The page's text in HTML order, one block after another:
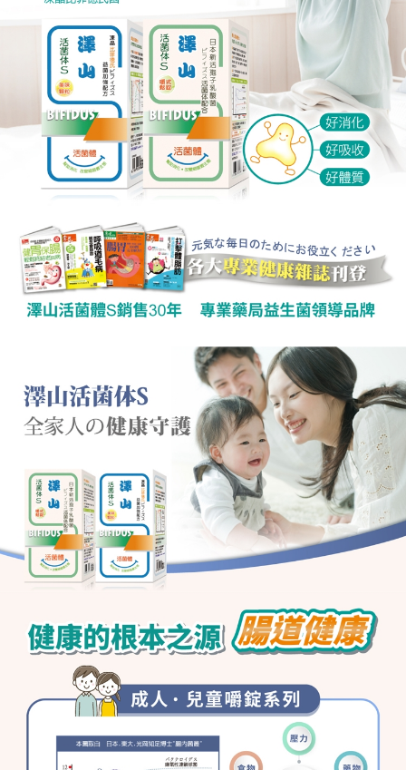
【注意事項】
１．透過由恩沛科技股份有限公司提供之「AFTEE先享後付」服務完成之交
易，需依本服務之必要範圍內提供個人資料，並將交易相關給付款項請求債
權轉讓予恩沛科技股份有限公司。
２．關於個人資料處理事宜，請瀏覽以下網址：
https://aftee.tw/terms/#terms3
３．未成年的使用者請事先徵得法定代理人或監護人之同意方可使用
「AFTEE先享後付」，若未經同意申辦者引起之損失，本公司不負相關責
４．使用「AFTEE先享後付」時，將依據個別帳號之用戶狀況，依本公司即
時審查核予不同之上限額度；若仍有額度不足之情形，本公司將視審查結果
５．嚴禁一人註冊多個帳號或使用他人資訊註冊。若發現惡意使用之情形，
恩沛科技股份有限公司將有權停止該用戶之使用額度並採取法律行動。